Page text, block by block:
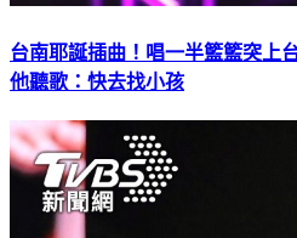
台南耶誕插曲！唱一半籃籃突
他聽歌：快去找小孩